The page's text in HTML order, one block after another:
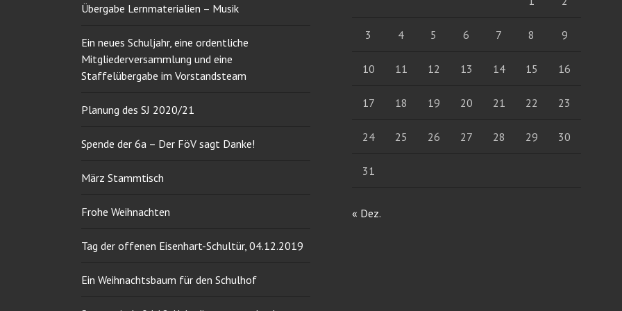
Übergabe Lernmaterialien – Musik
Ein neues Schuljahr, eine ordentliche
Mitgliederversammlung und eine
Staffelübergabe im Vorstandsteam
Planung des SJ 2020/21
Spende der 6a – Der FöV sagt Danke!
März Stammtisch
Frohe Weihnachten
Tag der offenen Eisenhart-Schultür, 04.12.2019
Ein Weihnachtsbaum für den Schulhof
3 4 5 6 7 8 9
10 11 12 13 14 15 16
17 18 19 20 21 22 23
24 25 26 27 28 29 30
31
« Dez.